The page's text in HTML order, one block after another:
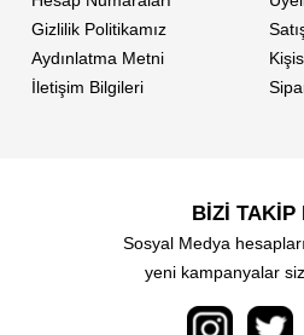
Gizlilik Politikamız
Aydınlatma Metni
İletişim Bilgileri
BİZİ TAKİP
Sosyal Medya
yeni kampanyalar